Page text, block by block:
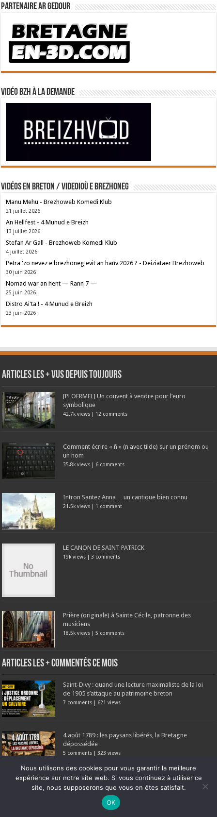
Partenaire Ar Gedour
Vidéo BZH à la demande
Vidéos en breton / Videoioù e brezhoneg
Manu Mehu - Brezhoweb Komedi Klub
21 juillet 2026
An Hellfest - 4 Munud e Breizh
13 juillet 2026
Stefan Ar Gall - Brezhoweb Komedi Klub
4 juillet 2026
Petra 'zo nevez e brezhoneg evit an hañv 2026 ? - Deiziataer Brezhoweb
30 juin 2026
Nomad war an hent — Rann 7 —
25 juin 2026
Distro Ai'ta ! - 4 Munud e Breizh
23 juin 2026
Articles les + vus depuis toujours
[PLOERMEL] Un couvent à vendre pour l’euro
symbolique
42.7k views | 12 comments
Comment écrire « ñ » (n avec tilde) sur un prénom ou
un nom
35.8k views | 6 comments
Intron Santez Anna… un cantique bien connu
21.5k views | 1 comment
LE CANON DE SAINT PATRICK
19k views | 3 comments
Prière (originale) à Sainte Cécile, patronne des
musiciens
18.5k views |5 comments
Articles les + commentés ce mois
Saint-Divy : quand une lecture maximaliste de la loi
de 1905 s’attaque au patrimoine breton
7 comments | 621 views
4 août 1789 : les paysans libérés, la Bretagne
dépossédée
5 comments | 323 views
Messe en breton : faut-il attendre la perfection ?
103 views
Ne manquez pas la nouveauté de Bernard Rio "LA REVOLUTION DES
CLIQUEZ ICI POUR EN SAVOIR PLUS
Nous utilisons des cookies pour vous garantir la meilleure
expérience sur notre site web. Si vous continuez à utiliser ce
site, nous supposerons que vous en êtes satisfait.
OK